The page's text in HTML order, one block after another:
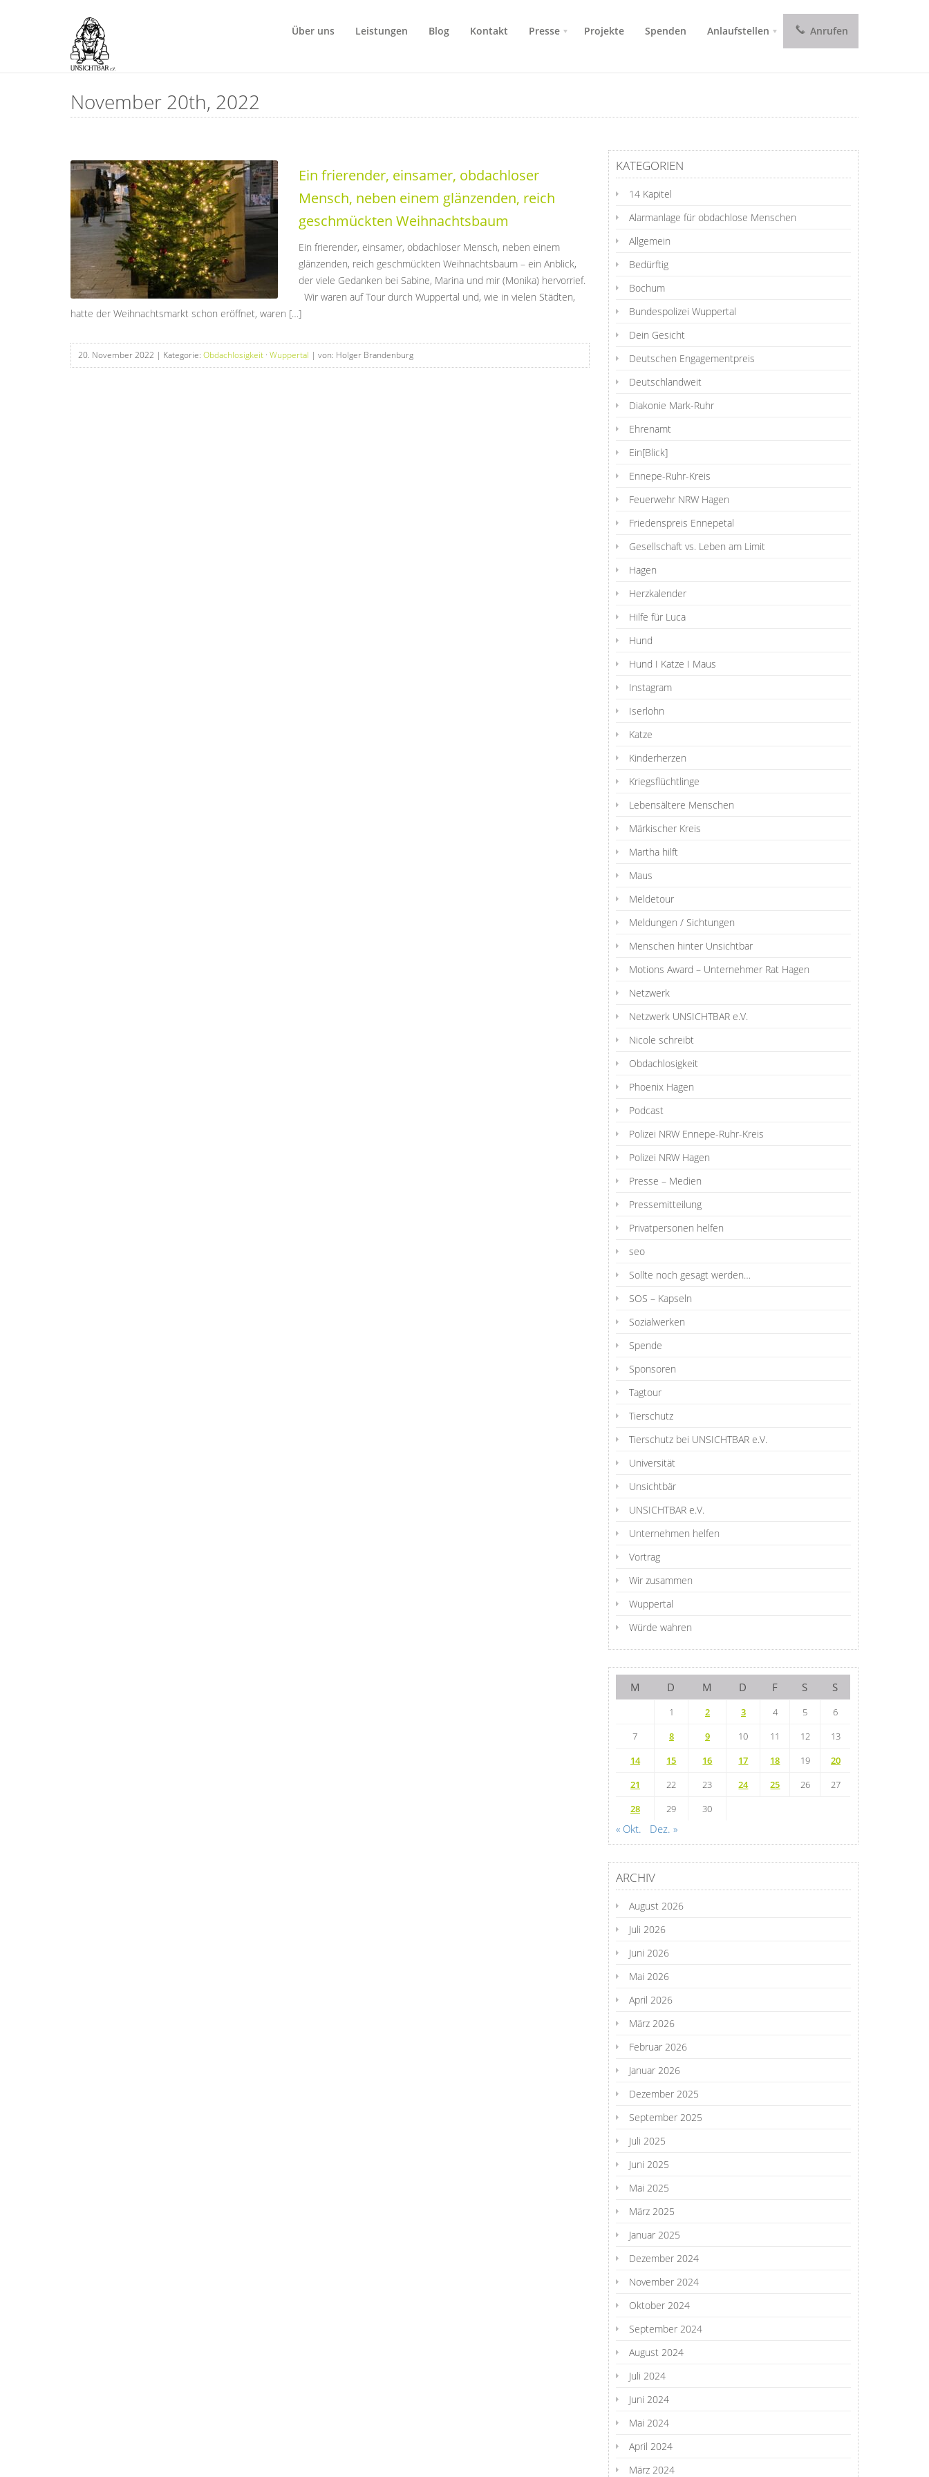
Über uns Leistungen Blog Kontakt Presse Projekte Spenden Anlaufstellen Anrufen
November 20th, 2022
Ein frierender, einsamer, obdachloser
Mensch, neben einem glänzenden, reich
geschmückten Weihnachtsbaum
Ein frierender, einsamer, obdachloser Mensch, neben einem
glänzenden, reich geschmückten Weihnachtsbaum – ein Anblick,
der viele Gedanken bei Sabine, Marina und mir (Monika) hervorrief.
Wir waren auf Tour durch Wuppertal und, wie in vielen Städten,
hatte der Weihnachtsmarkt schon eröffnet, waren […]
20. November 2022 | Kategorie: Obdachlosigkeit · Wuppertal | von: Holger Brandenburg
KATEGORIEN
14 Kapitel
Alarmanlage für obdachlose Menschen
Allgemein
Bedürftig
Bochum
Bundespolizei Wuppertal
Dein Gesicht
Deutschen Engagementpreis
Deutschlandweit
Diakonie Mark-Ruhr
Ehrenamt
Ein[Blick]
Ennepe-Ruhr-Kreis
Feuerwehr NRW Hagen
Friedenspreis Ennepetal
Gesellschaft vs. Leben am Limit
Hagen
Herzkalender
Hilfe für Luca
Hund
Hund I Katze I Maus
Instagram
Iserlohn
Katze
Kinderherzen
Kriegsflüchtlinge
Lebensältere Menschen
Märkischer Kreis
Martha hilft
Maus
Meldetour
Meldungen / Sichtungen
Menschen hinter Unsichtbar
Motions Award – Unternehmer Rat Hagen
Netzwerk
Netzwerk UNSICHTBAR e.V.
Nicole schreibt
Obdachlosigkeit
Phoenix Hagen
Podcast
Polizei NRW Ennepe-Ruhr-Kreis
Polizei NRW Hagen
Presse – Medien
Pressemitteilung
Privatpersonen helfen
seo
Sollte noch gesagt werden…
SOS – Kapseln
Sozialwerken
Spende
Sponsoren
Tagtour
Tierschutz
Tierschutz bei UNSICHTBAR e.V.
Universität
Unsichtbär
UNSICHTBAR e.V.
Unternehmen helfen
Vortrag
Wir zusammen
Wuppertal
Würde wahren
M D M D F S S
1 2 3 4 5
6
7
8 9 10 11 12
13
14
15 16 17 18 19
20
21
22 23 24 25 26
27
28
29 30
« Okt. Dez. »
ARCHIV
August 2026
Juli 2026
Juni 2026
Mai 2026
April 2026
März 2026
Februar 2026
Januar 2026
Dezember 2025
September 2025
Juli 2025
Juni 2025
Mai 2025
März 2025
Januar 2025
Dezember 2024
November 2024
Oktober 2024
September 2024
August 2024
Juli 2024
Juni 2024
Mai 2024
April 2024
März 2024